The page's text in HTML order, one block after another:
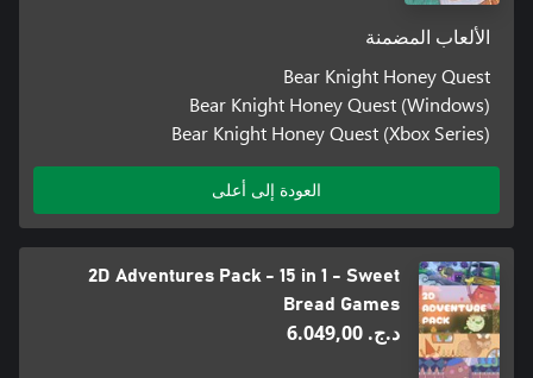
الألعاب المضمنة
Bear Knight Honey Quest
Bear Knight Honey Quest (Windows)
Bear Knight Honey Quest (Xbox Series)
العودة إلى أعلى
2D Adventures Pack - 15 in 1 - Sweet
Bread Games
د.ج.‏ 6.049,00